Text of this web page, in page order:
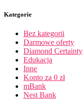
Kategorie
Bez kategorii
Darmowe oferty
Diamond Certainty
Edukacja
Inne
Konto za 0 zł
mBank
Nest Bank